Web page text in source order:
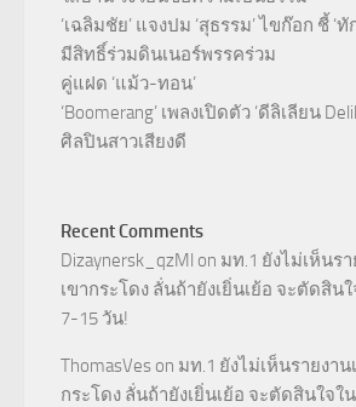
‘เฉลิมชัย’ แจงปม ‘สุธรรม’ ไขก๊อก ชี้ ‘
มีสิทธิ์ร่วมดินเนอร์พรรคร่วม
คู่แฝด ‘แม้ว-ทอน’
‘Boomerang’ เพลงเปิดตัว ‘ดีลิเลียน
ศิลปินสาวเสียงดี
Recent Comments
Dizaynersk_qzMl on มท.1 ยังไม่เห็นร
เขากระโดง ลั่นถ้ายังเยิ่นเย้อ จะตัดสิน
7-15 วัน!
ThomasVes on มท.1 ยังไม่เห็นรายงาน
กระโดง ลั่นถ้ายังเยิ่นเย้อ จะตัดสินใจใ